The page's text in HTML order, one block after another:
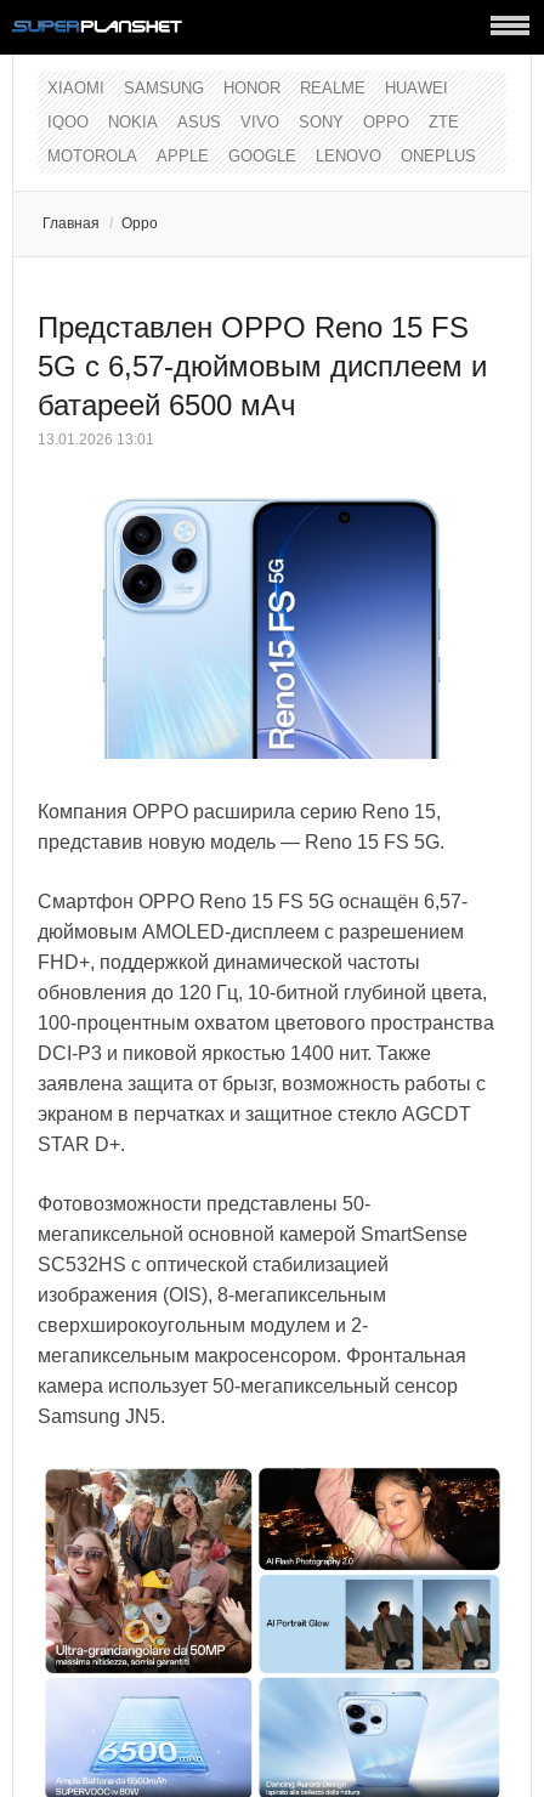
XIAOMI SAMSUNG HONOR REALME
HUAWEI
IQOO
NOKIA ASUS VIVO SONY OPPO
ZTE
MOTOROLA
APPLE GOOGLE LENOVO ONEPLUS
Главная / Oppo
Представлен OPPO Reno 15 FS
5G с 6,57-дюймовым дисплеем и
батареей 6500 мАч
13.01.2026 13:01
Компания OPPO расширила серию Reno 15,
представив новую модель — Reno 15 FS 5G.
Смартфон OPPO Reno 15 FS 5G оснащён 6,57-
дюймовым AMOLED-дисплеем с разрешением
FHD+, поддержкой динамической частоты
обновления до 120 Гц, 10-битной глубиной цвета,
100-процентным охватом цветового пространства
DCI-P3 и пиковой яркостью 1400 нит. Также
заявлена защита от брызг, возможность работы с
экраном в перчатках и защитное стекло AGCDT
STAR D+.
Фотовозможности представлены 50-
мегапиксельной основной камерой SmartSense
SC532HS с оптической стабилизацией
изображения (OIS), 8-мегапиксельным
сверхширокоугольным модулем и 2-
мегапиксельным макросенсором. Фронтальная
камера использует 50-мегапиксельный сенсор
Samsung JN5.